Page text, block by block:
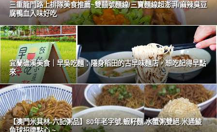
三重龍門路上排隊美食推薦~雙囍號麵線/三寶麵線超澎湃/麻辣臭豆
腐鴨血入味好吃
宜蘭礁溪美食｜早吳吃麵：隱身稻田的古早味麵店，想吃記得早點
來
【澳門米其林-六記粥品】80年老字號.蝦籽麵.水蟹粥雙絕.米通鯪
魚球招牌點心 ~